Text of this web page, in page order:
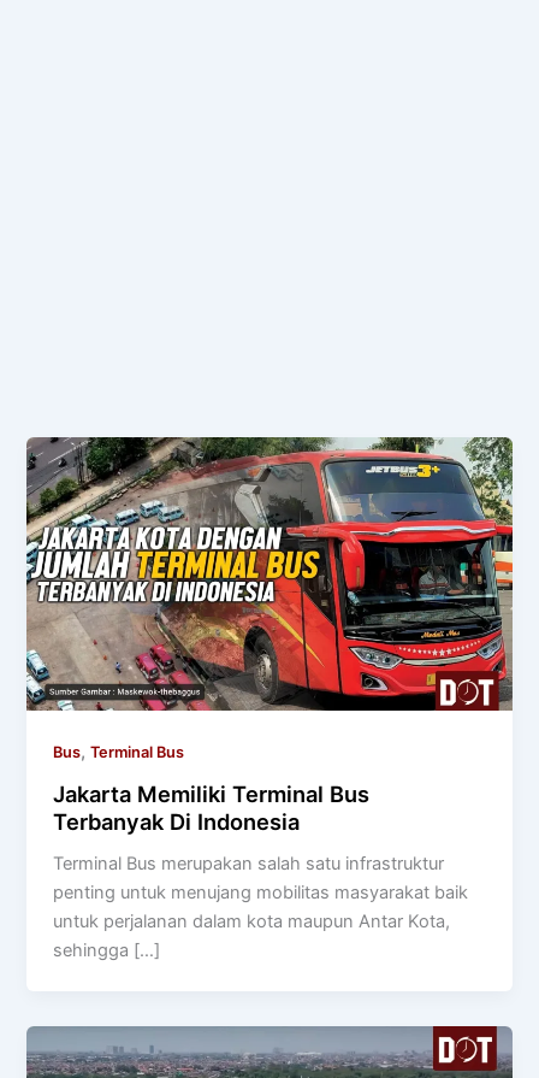
Bus,Terminal Bus
Jakarta Memiliki Terminal Bus
Terbanyak Di Indonesia
Terminal Bus merupakan salah satu infrastruktur
penting untuk menujang mobilitas masyarakat baik
untuk perjalanan dalam kota maupun Antar Kota,
sehingga […]